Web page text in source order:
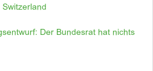
Der Bundesrat hat nichts